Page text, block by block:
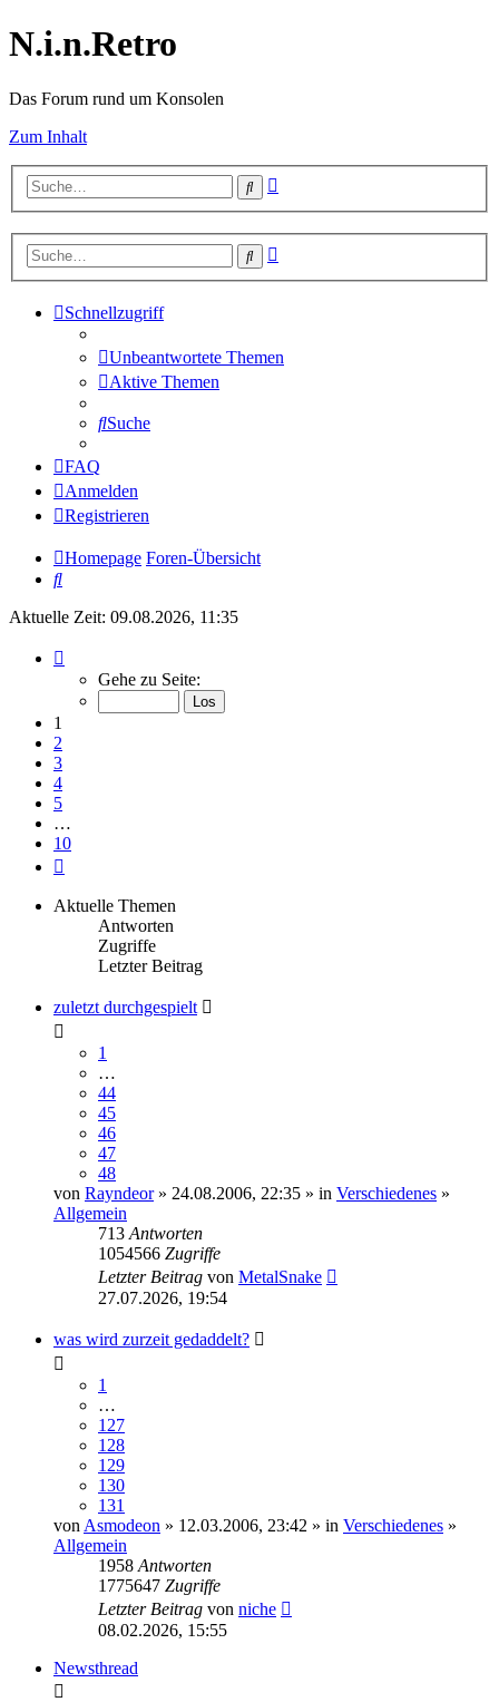
N.i.n.Retro
Das Forum rund um Konsolen
Zum Inhalt
Suche
Suche
Schnellzugriff
Unbeantwortete Themen
Aktive Themen
Suche
FAQ
Anmelden
Registrieren
Homepage Foren-Übersicht
Suche
Aktuelle Zeit: 09.08.2026, 11:35
von
Gehe zu Seite:
1
2
3
4
5
…
10
Aktuelle Themen
Antworten
Zugriffe
Letzter Beitrag
zuletzt durchgespielt
1
…
44
45
46
47
48
von Rayndeor» 24.08.2006, 22:35 » in Verschiedenes »
Allgemein
713 Antworten
1054566 Zugriffe
Letzter Beitrag von MetalSnake
27.07.2026, 19:54
was wird zurzeit gedaddelt?
1
…
127
128
129
130
131
von Asmodeon » 12.03.2006, 23:42 » in Verschiedenes »
Allgemein
1958 Antworten
1775647 Zugriffe
Letzter Beitrag von niche
08.02.2026, 15:55
Newsthread